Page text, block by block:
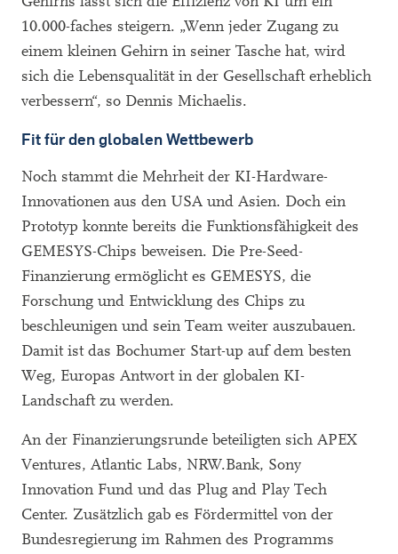
10.000-faches steigern. „Wenn jeder Zugang zu
einem kleinen Gehirn in seiner Tasche hat, wird
sich die Lebensqualität in der Gesellschaft erheblich
verbessern“, so Dennis Michaelis.
Fit für den globalen Wettbewerb
Noch stammt die Mehrheit der KI-Hardware-
Innovationen aus den USA und Asien. Doch ein
Prototyp konnte bereits die Funktionsfähigkeit des
GEMESYS-Chips beweisen. Die Pre-Seed-
Finanzierung ermöglicht es GEMESYS, die
Forschung und Entwicklung des Chips zu
beschleunigen und sein Team weiter auszubauen.
Damit ist das Bochumer Start-up auf dem besten
Weg, Europas Antwort in der globalen KI-
Landschaft zu werden.
An der Finanzierungsrunde beteiligten sich APEX
Ventures, Atlantic Labs, NRW.Bank, Sony
Innovation Fund und das Plug and Play Tech
Center. Zusätzlich gab es Fördermittel von der
Bundesregierung im Rahmen des Programms